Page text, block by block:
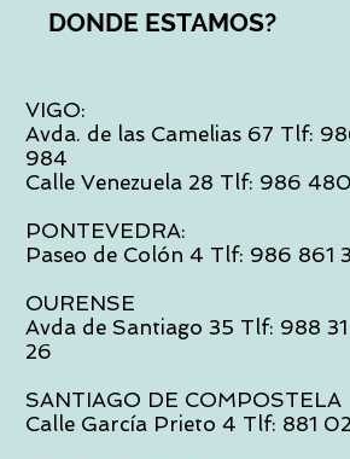
DONDE ESTAMOS?
VIGO:
Avda. de las Camelias 67 Tlf:
984
Calle Venezuela 28 Tlf: 986
PONTEVEDRA:
Paseo de Colón 4 Tlf: 986 861
OURENSE
Avda de Santiago 35 Tlf: 988
26
SANTIAGO DE COMPOSTELA
Calle García Prieto 4 Tlf: 881